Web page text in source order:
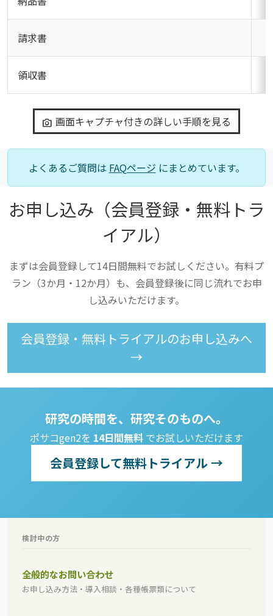
請求書
領収書
photo_camera 画面キャプチャ付きの詳しい手順を見る
よくあるご質問は FAQページ にまとめています。
お申し込み（会員登録・無料トラ
イアル）
まずは会員登録して14日間無料でお試しください。有料プ
ラン（3か月・12か月）も、会員登録後に同じ流れでお申
し込みいただけます。
会員登録・無料トライアルのお申し込みへ
→
研究の時間を、研究そのものへ。
ポサコgen2を 14日間無料 でお試しいただけます
会員登録して無料トライアル →
検討中の方
全般的なお問い合わせ
お申し込み方法・導入相談・各種帳票類について